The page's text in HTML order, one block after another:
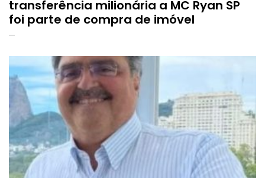
transferência milionária a MC Ryan SP
foi parte de compra de imóvel